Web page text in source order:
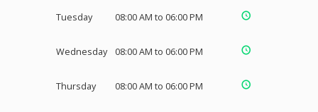
Tuesday 08:00 AM to 06:00 PM
Wednesday 08:00 AM to 06:00 PM
Thursday 08:00 AM to 06:00 PM